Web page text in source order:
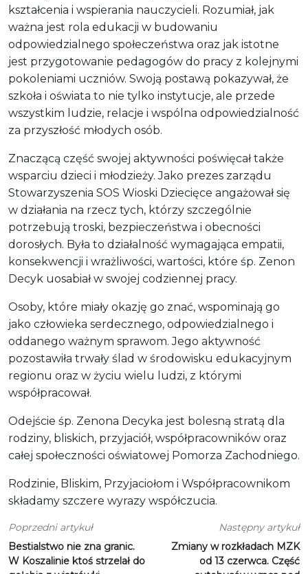
kształcenia i wspierania nauczycieli. Rozumiał, jak
ważna jest rola edukacji w budowaniu
odpowiedzialnego społeczeństwa oraz jak istotne
jest przygotowanie pedagogów do pracy z kolejnymi
pokoleniami uczniów. Swoją postawą pokazywał, że
szkoła i oświata to nie tylko instytucje, ale przede
wszystkim ludzie, relacje i wspólna odpowiedzialność
za przyszłość młodych osób.
Znaczącą część swojej aktywności poświęcał także
wsparciu dzieci i młodzieży. Jako prezes zarządu
Stowarzyszenia SOS Wioski Dziecięce angażował się
w działania na rzecz tych, którzy szczególnie
potrzebują troski, bezpieczeństwa i obecności
dorosłych. Była to działalność wymagająca empatii,
konsekwencji i wrażliwości, wartości, które śp. Zenon
Decyk uosabiał w swojej codziennej pracy.
Osoby, które miały okazję go znać, wspominają go
jako człowieka serdecznego, odpowiedzialnego i
oddanego ważnym sprawom. Jego aktywność
pozostawiła trwały ślad w środowisku edukacyjnym
regionu oraz w życiu wielu ludzi, z którymi
współpracował.
Odejście śp. Zenona Decyka jest bolesną stratą dla
rodziny, bliskich, przyjaciół, współpracowników oraz
całej społeczności oświatowej Pomorza Zachodniego.
Rodzinie, Bliskim, Przyjaciołom i Współpracownikom
składamy szczere wyrazy współczucia.
Poprzedni artykuł
Bestialstwo nie zna granic.
W Koszalinie ktoś strzelał do
Następny artykuł
Zmiany w rozkładach MZK
od 13 czerwca. Część